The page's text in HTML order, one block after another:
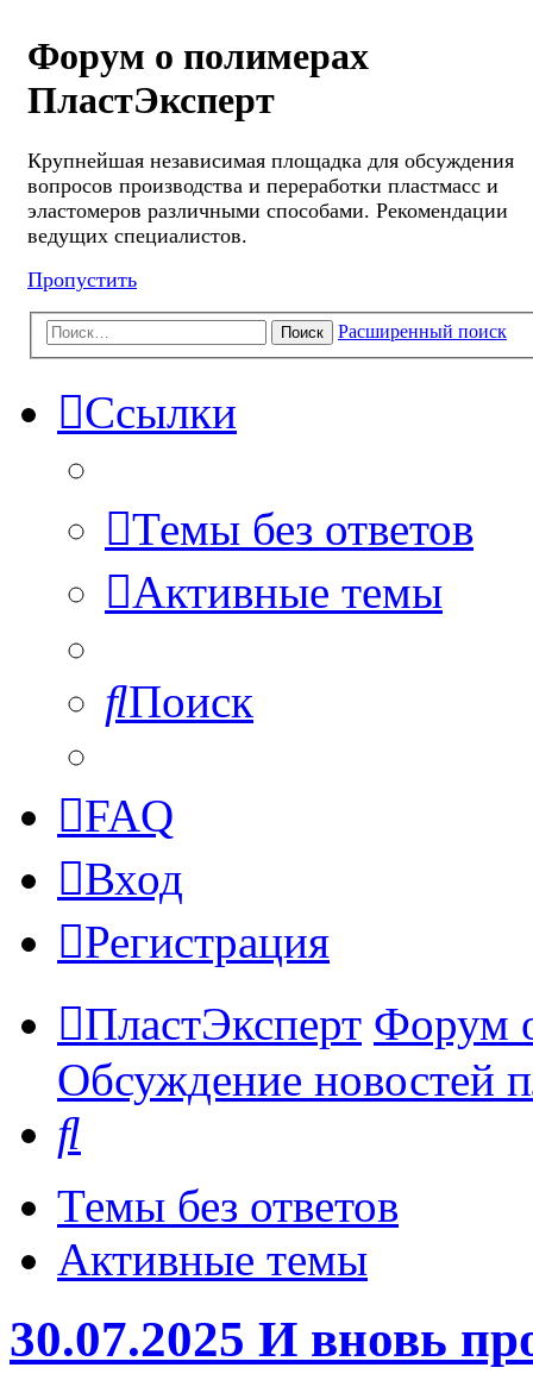
Форум о полимерах
ПластЭксперт
Крупнейшая независимая площадка для обсуждения
вопросов производства и переработки пластмасс и
эластомеров различными способами. Рекомендации
ведущих специалистов.
Пропустить
Поиск Расширенный поиск
Ссылки
Темы без ответов
Активные темы
Поиск
FAQ
Вход
Регистрация
ПластЭксперт Форум
Обсуждение новостей
Темы без ответов
Активные темы
30.07.2025 И вновь